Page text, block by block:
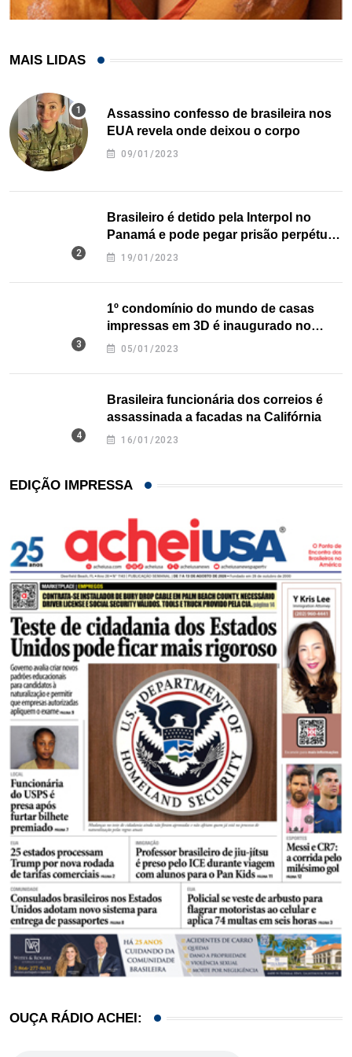
MAIS LIDAS
Assassino confesso de brasileira nos
EUA revela onde deixou o corpo
09/01/2023
Brasileiro é detido pela Interpol no
Panamá e pode pegar prisão perpétua
nos EUA
19/01/2023
1º condomínio do mundo de casas
impressas em 3D é inaugurado no
Texas
05/01/2023
Brasileira funcionária dos correios é
assassinada a facadas na Califórnia
16/01/2023
EDIÇÃO IMPRESSA
OUÇA RÁDIO ACHEI: